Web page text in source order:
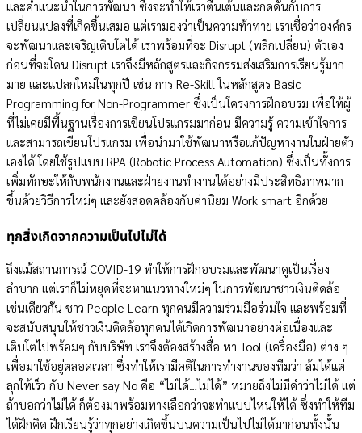
และคำแนะนำในการพัฒนา ซึ่งจะทำให้เราตื่นเต้นและกดดันกับการ
เปลี่ยนแปลงที่เกิดขึ้นเสมอ แต่เรามองว่าเป็นความท้าทาย เราเชื่อว่าองค์กร
จะพัฒนาและเจริญเติบโตได้ เราพร้อมที่จะ Disrupt (พลิกเปลี่ยน) ตัวเอง
ก่อนที่จะโดน Disrupt เราจึงมีหลักสูตรและกิจกรรมส่งเสริมการเรียนรู้มาก
มาย และแปลกใหม่ในทุกปี เช่น การ Re-Skill ในหลักสูตร Basic
Programming for Non-Programmer ซึ่งเป็นโครงการฝึกอบรม เพื่อให้ผู้
ที่ไม่เคยมีพื้นฐานเรื่องการเขียนโปรแกรมมาก่อน มีความรู้ ความเข้าใจการ
และสามารถเขียนโปรแกรม เพื่อนำมาใช้พัฒนาหรือแก้ปัญหางานในฝ่ายตัว
เองได้ โดยใช้รูปแบบ RPA (Robotic Process Automation) ซึ่งเป็นทั้งการ
เพิ่มทักษะให้กับพนักงานและฝ่ายงานทำงานได้อย่างมีประสิทธิภาพมาก
ขึ้นด้วยวิธีการใหม่ๆ และยังสอดคล้องกับค่านิยม Work smart อีกด้วย
ทุกสิ่งเกิดจากความเป็นไปไม่ได้
ถึงแม้สถานการณ์ COVID-19 ทำให้การฝึกอบรมและพัฒนาดูเป็นเรื่อง
ลำบาก แต่เราก็ไม่หยุดที่จะหาแนวทางใหม่ๆ ในการพัฒนาชาวเงินติดล้อ
เช่นเดียวกัน ชาว People Learn ทุกคนมีความร่วมมือร่วมใจ และพร้อมที่
จะสนับสนุนให้ชาวเงินติดล้อทุกคนได้เกิดการพัฒนาอย่างต่อเนื่องและ
เติบโตไปพร้อมๆ กับบริษัท เราจึงต้องสร้างสื่อ หา Tool (เครื่องมือ) ต่าง ๆ
เพื่อมาใช้อยู่ตลอดเวลา ซึ่งทำให้เรามีคติในการทำงานของทีมว่า ล้มได้แต่
ลุกให้เร็ว กับ Never say No คือ “ไม่ได้…ไม่ได้” หมายถึงไม่มีคำว่าไม่ได้ แต่
ถ้าบอกว่าไม่ได้ ก็ต้องมาพร้อมทางเลือกว่าจะทำแบบไหนให้ได้ ซึ่งทำให้ทีม
ได้ฝึกคิด ฝึกเรียนรู้ว่าทุกอย่างเกิดขึ้นบนความเป็นไปไม่ได้มาก่อนทั้งนั้น